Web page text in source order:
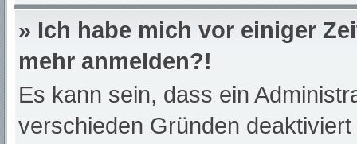
» Ich habe mich vor einiger
mehr anmelden?!
Es kann sein, dass ein
verschieden Gründen